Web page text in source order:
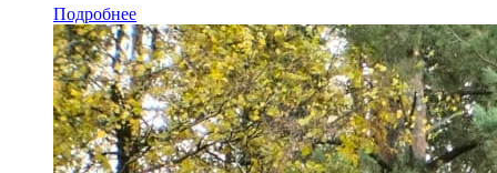
Подробнее